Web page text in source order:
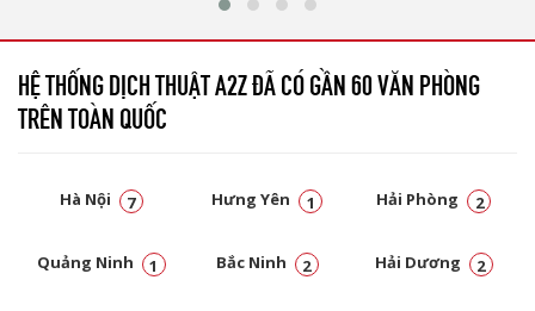
HỆ THỐNG DỊCH THUẬT A2Z ĐÃ CÓ GẦN 60 VĂN PHÒNG
TRÊN TOÀN QUỐC
Hà Nội 7 Hưng Yên 1 Hải Phòng 2
Quảng Ninh 1 Bắc Ninh 2 Hải Dương 2